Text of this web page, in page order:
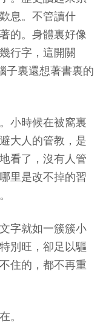
息。不管讀什
的。身體裏好像
行字，這開關
子裏還想著書裏的
小時候在被窩裏
大人的管教，是
看了，沒有人管
里是改不掉的習
字就如一簇簇小
別旺，卻足以驅
住的，都不再重
。